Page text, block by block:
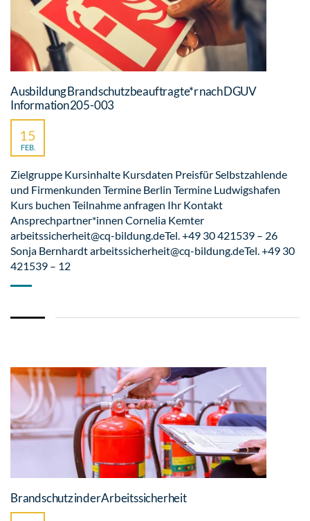
Ausbildung Brandschutzbeauftragte*r nach DGUV
Information 205-003
15
FEB.
Zielgruppe Kursinhalte Kursdaten Preisfür Selbstzahlende
und Firmenkunden Termine Berlin Termine Ludwigshafen
Kurs buchen Teilnahme anfragen Ihr Kontakt
Ansprechpartner*innen Cornelia Kemter
arbeitssicherheit@cq-bildung.deTel. +49 30 421539 – 26
Sonja Bernhardt arbeitssicherheit@cq-bildung.deTel. +49 30
421539 – 12
Brandschutz in der Arbeitssicherheit